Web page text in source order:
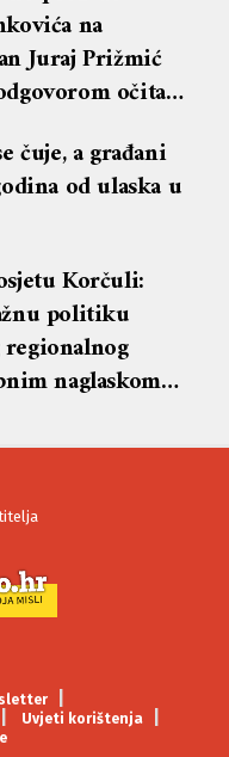
na
Juraj Prižmić
očitao
čuje, a građani
od ulaska u
Korčuli:
politiku
naglaskom
Uvjeti korištenja